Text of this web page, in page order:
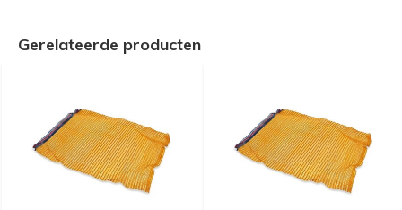
Gerelateerde producten